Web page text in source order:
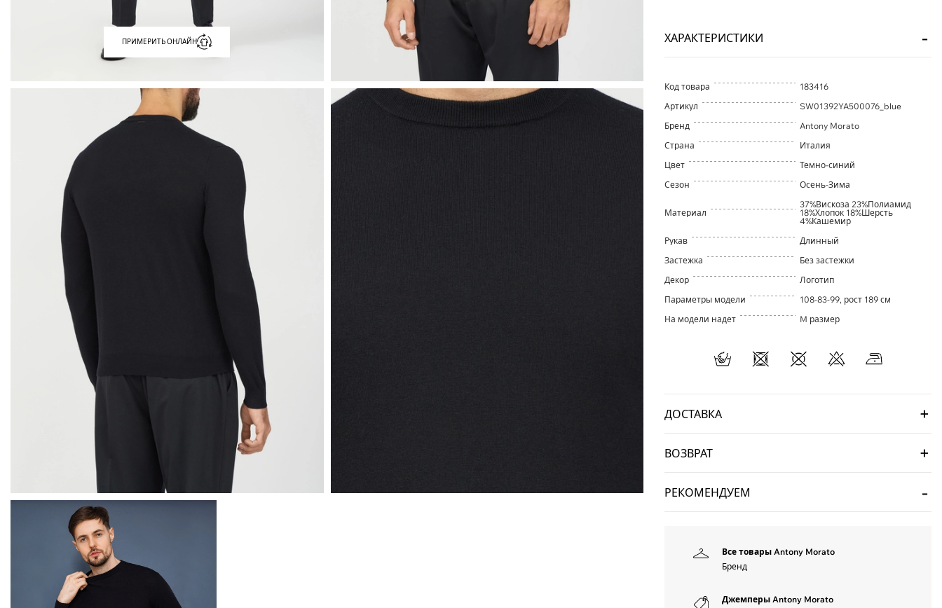
ПРИМЕРИТЬ ОНЛАЙН ХАРАКТЕРИСТИКИ
Код товара
183416
Артикул
SW01392YA500076_blue
Бренд
Antony Morato
Страна
Италия
Цвет
Темно-синий
Сезон
Осень-Зима
Материал
37%Вискоза 23%Полиамид
18%Хлопок 18%Шерсть
4%Кашемир
Рукав
Длинный
Застежка
Без застежки
Декор
Логотип
Параметры модели
108-83-99, рост 189 см
На модели надет
M размер
ДОСТАВКА
ВОЗВРАТ
РЕКОМЕНДУЕМ
Все товары Antony Morato
Бренд
Джемперы Antony Morato